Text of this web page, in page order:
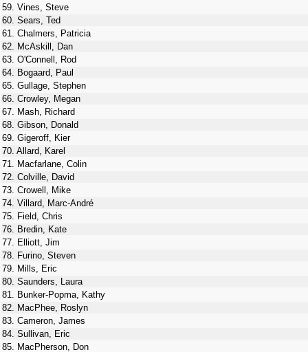
59. Vines, Steve
60. Sears, Ted
61. Chalmers, Patricia
62. McAskill, Dan
63. O'Connell, Rod
64. Bogaard, Paul
65. Gullage, Stephen
66. Crowley, Megan
67. Mash, Richard
68. Gibson, Donald
69. Gigeroff, Kier
70. Allard, Karel
71. Macfarlane, Colin
72. Colville, David
73. Crowell, Mike
74. Villard, Marc-André
75. Field, Chris
76. Bredin, Kate
77. Elliott, Jim
78. Furino, Steven
79. Mills, Eric
80. Saunders, Laura
81. Bunker-Popma, Kathy
82. MacPhee, Roslyn
83. Cameron, James
84. Sullivan, Eric
85. MacPherson, Don